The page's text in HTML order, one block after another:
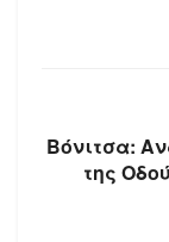
Βόνιτσα:
της